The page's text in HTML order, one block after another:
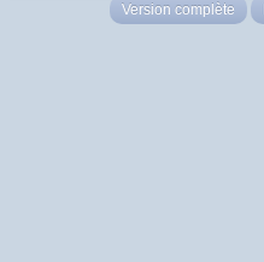
Version complète